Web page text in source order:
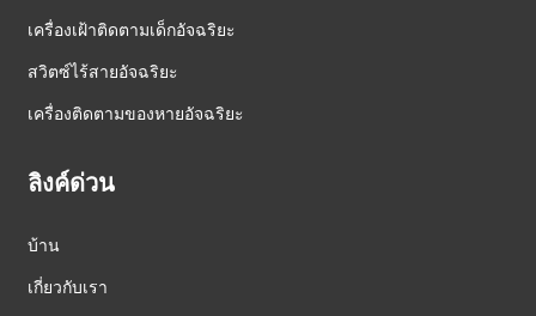
เครื่องเฝ้าติดตามเด็กอัจฉริยะ
สวิตซ์ไร้สายอัจฉริยะ
เครื่องติดตามของหายอัจฉริยะ
ลิงค์ด่วน
บ้าน
เกี่ยวกับเรา